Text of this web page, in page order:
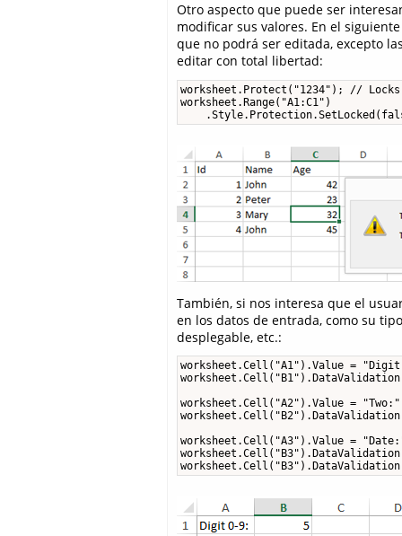
Otro aspecto que puede ser
modificar sus valores. En el
que no podrá ser editada, excepto
editar con total libertad:
worksheet.Protect("1234"); //
worksheet.Range("A1:C1")
También, si nos interesa que el
en los datos de entrada, como su
desplegable, etc.:
worksheet.Cell("A1").Value =
worksheet.Cell("A2").Value =
worksheet.Cell("A3").Value =